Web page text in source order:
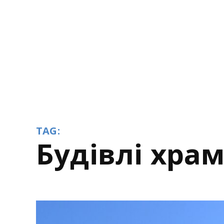
TAG:
будівлі